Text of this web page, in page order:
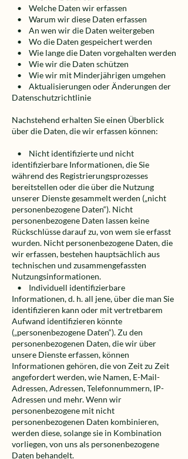
• Welche Daten wir erfassen
• Warum wir diese Daten erfassen
• An wen wir die Daten weitergeben
• Wo die Daten gespeichert werden
• Wie lange die Daten vorgehalten werden
• Wie wir die Daten schützen
• Wie wir mit Minderjährigen umgehen
• Aktualisierungen oder Änderungen der
Datenschutzrichtlinie
Nachstehend erhalten Sie einen Überblick
über die Daten, die wir erfassen können:
• Nicht identifizierte und nicht
identifizierbare Informationen, die Sie
während des Registrierungsprozesses
bereitstellen oder die über die Nutzung
unserer Dienste gesammelt werden („nicht
personenbezogene Daten“). Nicht
personenbezogene Daten lassen keine
Rückschlüsse darauf zu, von wem sie erfasst
wurden. Nicht personenbezogene Daten, die
wir erfassen, bestehen hauptsächlich aus
technischen und zusammengefassten
Nutzungsinformationen.
• Individuell identifizierbare
Informationen, d. h. all jene, über die man Sie
identifizieren kann oder mit vertretbarem
Aufwand identifizieren könnte
(„personenbezogene Daten“). Zu den
personenbezogenen Daten, die wir über
unsere Dienste erfassen, können
Informationen gehören, die von Zeit zu Zeit
angefordert werden, wie Namen, E-Mail-
Adressen, Adressen, Telefonnummern, IP-
Adressen und mehr. Wenn wir
personenbezogene mit nicht
personenbezogenen Daten kombinieren,
werden diese, solange sie in Kombination
vorliegen, von uns als personenbezogene
Daten behandelt.